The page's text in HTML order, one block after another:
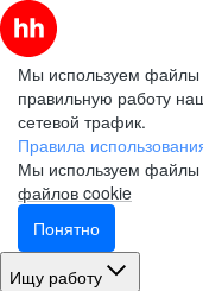
Мы используем файлы
правильную работу
сетевой трафик.
Правила
Мы используем файлы
файлов cookie
Понятно
Ищу работу